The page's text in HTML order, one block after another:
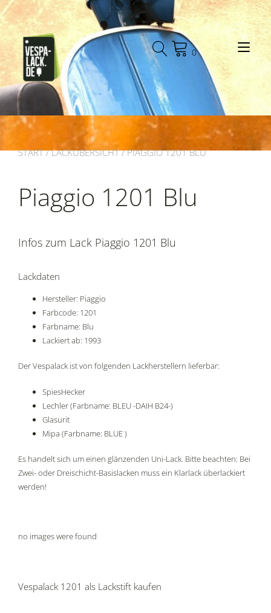
Zum
Inhalt
springen
0
START/LACKÜBERSICHT/ PIAGGIO 1201 BLU
Piaggio 1201 Blu
Infos zum Lack Piaggio 1201 Blu
Lackdaten
Hersteller: Piaggio
Farbcode: 1201
Farbname: Blu
Lackiert ab: 1993
Der Vespalack ist von folgenden Lackherstellern lieferbar:
SpiesHecker
Lechler (Farbname: BLEU -DAIH B24-)
Glasurit
Mipa (Farbname: BLUE )
Es handelt sich um einen glänzenden Uni-Lack. Bitte beachten: Bei
Zwei- oder Dreischicht-Basislacken muss ein Klarlack überlackiert
werden!
no images were found
Vespalack 1201 als Lackstift kaufen